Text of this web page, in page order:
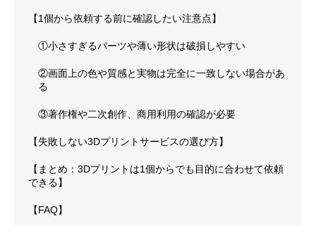
【1個から依頼する前に確認したい注意点】
①小さすぎるパーツや薄い形状は破損しやすい
②画面上の色や質感と実物は完全に一致しない場合があ
る
③著作権や二次創作、商用利用の確認が必要
【失敗しない3Dプリントサービスの選び方】
【まとめ：3Dプリントは1個からでも目的に合わせて依頼
できる】
【FAQ】